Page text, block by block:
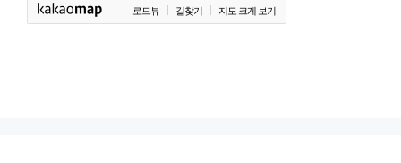
로드뷰 길찾기 지도 크게 보기